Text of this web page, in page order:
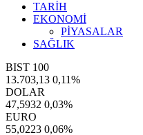
TARİH
EKONOMİ
PİYASALAR
SAĞLIK
BIST 100
13.703,13 0,11%
DOLAR
47,5932 0,03%
EURO
55,0223 0,06%